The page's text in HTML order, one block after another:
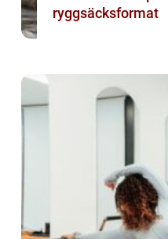
ryggsäcksformat